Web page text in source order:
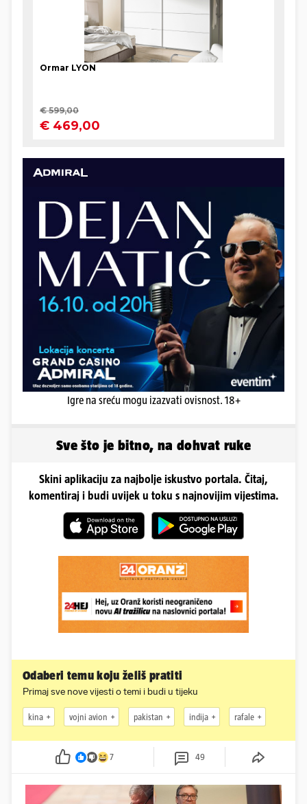
Igre na sreću mogu izazvati ovisnost. 18+
Sve što je bitno, na dohvat ruke
Skini aplikaciju za najbolje iskustvo portala. Čitaj,
komentiraj i budi uvijek u toku s najnovijim vijestima.
Odaberi temu koju želiš pratiti
Primaj sve nove vijesti o temi i budi u tijeku
kina vojni avion pakistan indija rafale
7 49